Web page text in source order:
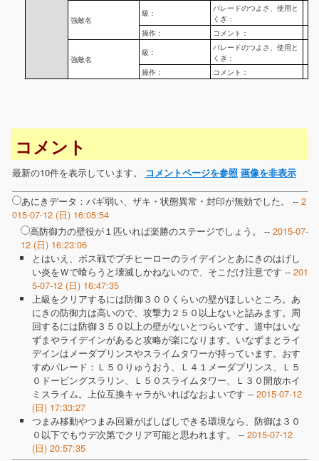
強敵名
級：
パレードのつよさ、使用と
くぎ：
操作：
コメント：
強敵名
級：
パレードのつよさ、使用と
くぎ：
操作：
コメント：
コメント
最新の10件を表示しています。 コメントページを参照 画像を非表示
あにきデータ：バギ弱い、ザキ・状態異常・封印が無効でした。 -- 2
015-07-12 (日) 16:05:54
高防御力の壁役が１匹いれば楽勝のステージでしょう。 -- 2015-07-
12 (日) 16:23:06
とはいえ、ボス戦でプチヒーローのライデインとあにきのはげし
い炎をＷで喰らうと壊滅しかねないので、そこだけ注意です -- 201
5-07-12 (日) 16:47:35
上級をクリアするには防御３００くらいの壁がほしいところ。あ
にきの防御力は高いので、攻撃力２５０以上ないと詰みます。周
回するには防御３５０以上の壁がないとつらいです。道中はいな
ずまやライデインがあると攻略が楽になります。いなずまとライ
デインはメーダプリンスやスライムタワーが持っています。おす
すめパレード：Ｌ５０りゅうおう、Ｌ４１メーダプリンス、Ｌ５
０ドーピングスラリン、Ｌ５０スライムタワー、Ｌ３０開放ホイ
ミスライム。上位互換キャラがいればなおよいです -- 2015-07-12
(日) 17:33:27
つまみ移動やつまみ回避がばしばしできる環境なら、防御は３０
０以下でもウデ次第でクリア可能と思われます。 -- 2015-07-12
(日) 20:57:35